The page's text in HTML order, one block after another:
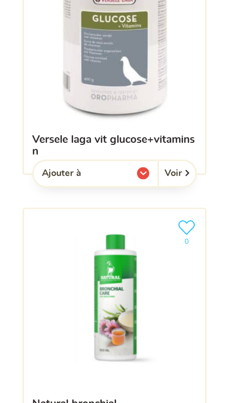
versele laga vit glucose+vitamins
n
Ajouter à
l'une de mes listes. Voir
0
Ajouter le